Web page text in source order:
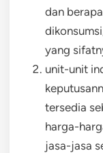
dan
yang
unit-unit
tersedia
harga-
jasa-jasa